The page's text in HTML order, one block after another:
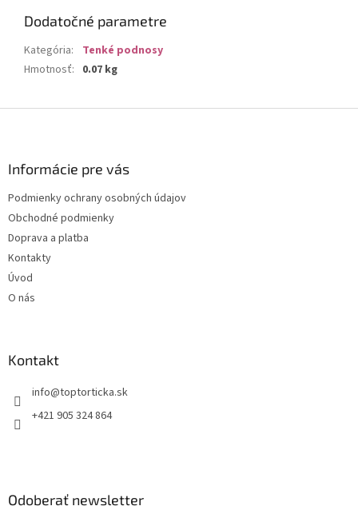
Dodatočné parametre
Kategória:
Tenké podnosy
Hmotnosť: 0.07 kg
Informácie pre vás
Podmienky ochrany osobných údajov
Obchodné podmienky
Doprava a platba
Kontakty
Úvod
O nás
Kontakt
+421 905 324 864
Odoberať newsletter